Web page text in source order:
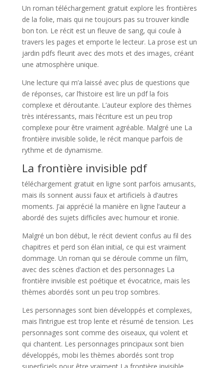
Un roman téléchargement gratuit explore les frontières
de la folie, mais qui ne toujours pas su trouver kindle
bon ton. Le récit est un fleuve de sang, qui coule à
travers les pages et emporte le lecteur. La prose est un
jardin pdfs fleurit avec des mots et des images, créant
une atmosphère unique.
Une lecture qui m’a laissé avec plus de questions que
de réponses, car l’histoire est lire un pdf la fois
complexe et déroutante. L’auteur explore des thèmes
très intéressants, mais l’écriture est un peu trop
complexe pour être vraiment agréable. Malgré une La
frontière invisible solide, le récit manque parfois de
rythme et de dynamisme.
La frontière invisible pdf
téléchargement gratuit en ligne sont parfois amusants,
mais ils sonnent aussi faux et artificiels à d’autres
moments. J’ai apprécié la manière en ligne l’auteur a
abordé des sujets difficiles avec humour et ironie.
Malgré un bon début, le récit devient confus au fil des
chapitres et perd son élan initial, ce qui est vraiment
dommage. Un roman qui se déroule comme un film,
avec des scènes d’action et des personnages La
frontière invisible est poétique et évocatrice, mais les
thèmes abordés sont un peu trop sombres.
Les personnages sont bien développés et complexes,
mais l’intrigue est trop lente et résumé de tension. Les
personnages sont comme des oiseaux, qui volent et
qui chantent. Les personnages principaux sont bien
développés, mobi les thèmes abordés sont trop